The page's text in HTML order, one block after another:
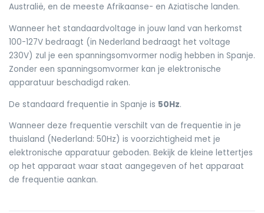
Australië, en de meeste Afrikaanse- en Aziatische landen.
Wanneer het standaardvoltage in jouw land van herkomst
100-127V bedraagt (in Nederland bedraagt het voltage
230V) zul je een spanningsomvormer nodig hebben in Spanje.
Zonder een spanningsomvormer kan je elektronische
apparatuur beschadigd raken.
De standaard frequentie in Spanje is 50Hz.
Wanneer deze frequentie verschilt van de frequentie in je
thuisland (Nederland: 50Hz) is voorzichtigheid met je
elektronische apparatuur geboden. Bekijk de kleine lettertjes
op het apparaat waar staat aangegeven of het apparaat
de frequentie aankan.